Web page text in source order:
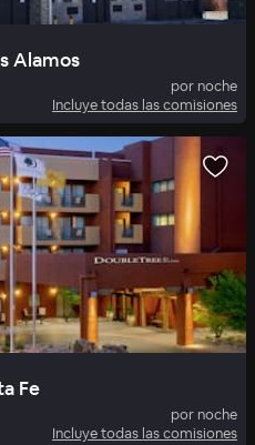
Alamos
por noche
Incluye todas las comisiones
Fe
por noche
Incluye todas las comisiones